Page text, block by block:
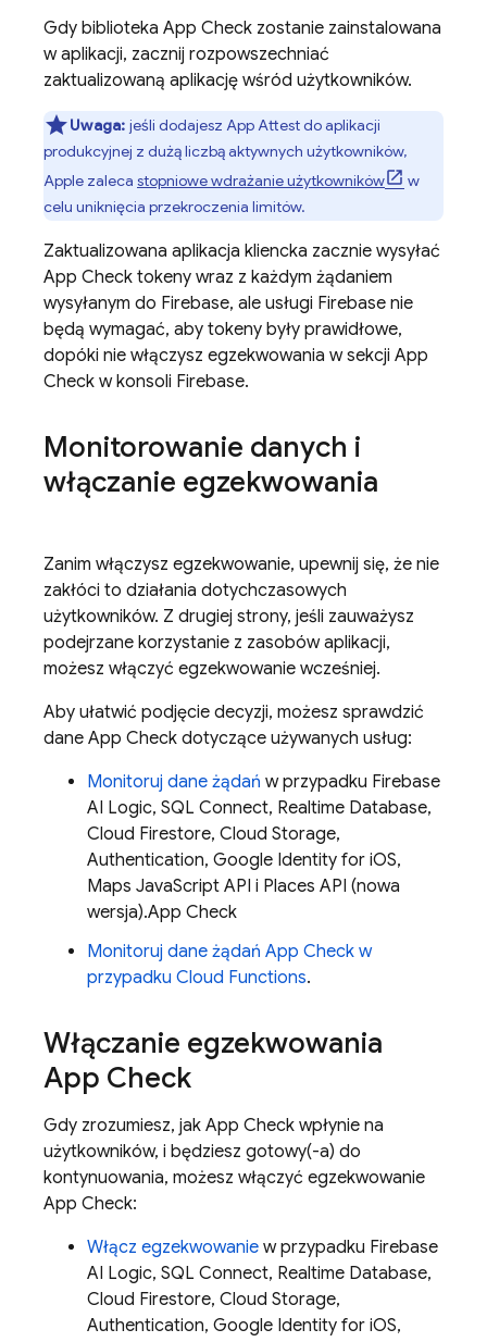
Gdy biblioteka App Check zostanie zainstalowana
w aplikacji, zacznij rozpowszechniać
zaktualizowaną aplikację wśród użytkowników.
Uwaga: jeśli dodajesz App Attest do aplikacji
produkcyjnej z dużą liczbą aktywnych użytkowników,
Apple zaleca stopniowe wdrażanie użytkowników
w
celu uniknięcia przekroczenia limitów.
Zaktualizowana aplikacja kliencka zacznie wysyłać
App Check tokeny wraz z każdym żądaniem
wysyłanym do Firebase, ale usługi Firebase nie
będą wymagać, aby tokeny były prawidłowe,
dopóki nie włączysz egzekwowania w sekcji App
Check w konsoli Firebase.
Monitorowanie danych i
włączanie egzekwowania
Zanim włączysz egzekwowanie, upewnij się, że nie
zakłóci to działania dotychczasowych
użytkowników. Z drugiej strony, jeśli zauważysz
podejrzane korzystanie z zasobów aplikacji,
możesz włączyć egzekwowanie wcześniej.
Aby ułatwić podjęcie decyzji, możesz sprawdzić
dane App Check dotyczące używanych usług:
Monitoruj dane żądań w przypadku Firebase
AI Logic, SQL Connect, Realtime Database,
Cloud Firestore, Cloud Storage,
Authentication, Google Identity for iOS,
Maps JavaScript API i Places API (nowa
wersja).App Check
Monitoruj dane żądań App Check w
przypadku Cloud Functions.
Włączanie egzekwowania
App Check
Gdy zrozumiesz, jak App Check wpłynie na
użytkowników, i będziesz gotowy(-a) do
kontynuowania, możesz włączyć egzekwowanie
App Check:
Włącz egzekwowanie w przypadku Firebase
AI Logic, SQL Connect, Realtime Database,
Cloud Firestore, Cloud Storage,
Authentication, Google Identity for iOS,